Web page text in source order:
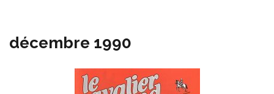
décembre 1990